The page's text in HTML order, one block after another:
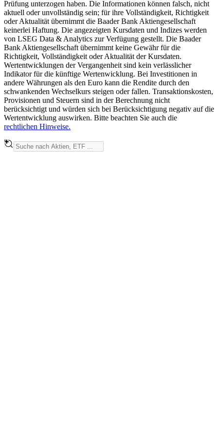
Prüfung unterzogen haben. Die Informationen können falsch, nicht
aktuell oder unvollständig sein; für ihre Vollständigkeit, Richtigkeit
oder Aktualität übernimmt die Baader Bank Aktiengesellschaft
keinerlei Haftung. Die angezeigten Kursdaten und Indizes werden
von LSEG Data & Analytics zur Verfügung gestellt. Die Baader
Bank Aktiengesellschaft übernimmt keine Gewähr für die
Richtigkeit, Vollständigkeit oder Aktualität der Kursdaten.
Wertentwicklungen der Vergangenheit sind kein verlässlicher
Indikator für die künftige Wertenwicklung. Bei Investitionen in
andere Währungen als den Euro kann die Rendite durch den
schwankenden Wechselkurs steigen oder fallen. Transaktionskosten,
Provisionen und Steuern sind in der Berechnung nicht
berücksichtigt und würden sich bei Berücksichtigung negativ auf die
Wertentwicklung auswirken. Bitte beachten Sie auch die
rechtlichen Hinweise.